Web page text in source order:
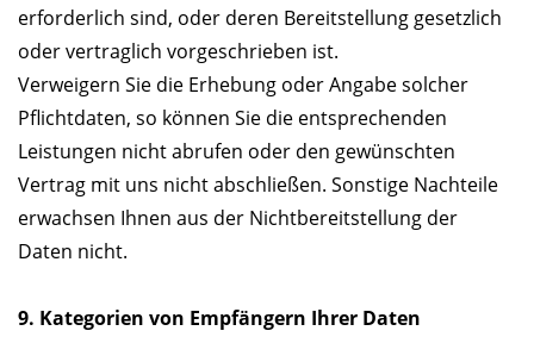
erforderlich sind, oder deren Bereitstellung gesetzlich
oder vertraglich vorgeschrieben ist.
Verweigern Sie die Erhebung oder Angabe solcher
Pflichtdaten, so können Sie die entsprechenden
Leistungen nicht abrufen oder den gewünschten
Vertrag mit uns nicht abschließen. Sonstige Nachteile
erwachsen Ihnen aus der Nichtbereitstellung der
Daten nicht.
9. Kategorien von Empfängern Ihrer Daten